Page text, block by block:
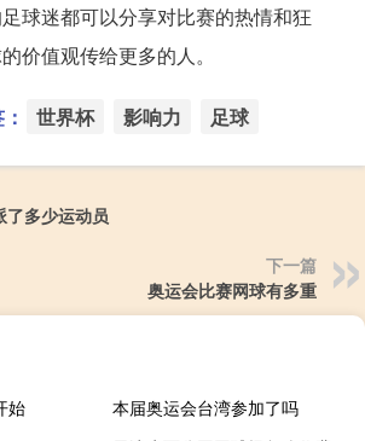
球迷都可以分享对比赛的热情和狂
价值观传给更多的人。
世界杯 影响力 足球
了多少运动员
下一篇
奥运会比赛网球有多重
始
本届奥运会台湾参加了吗